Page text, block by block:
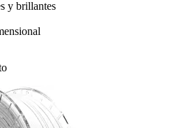
y brillantes